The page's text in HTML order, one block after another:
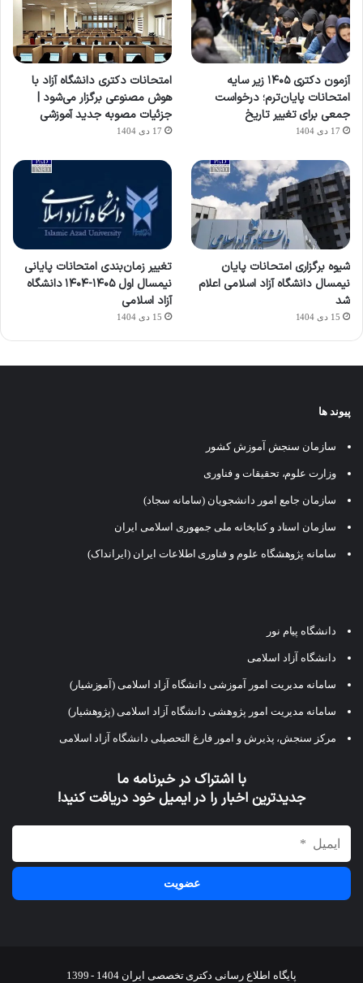
آزمون دکتری ۱۴۰۵ زیر سایه
امتحانات پایان‌ترم؛ درخواست
جمعی برای تغییر تاریخ
17 دی 1404
امتحانات دکتری دانشگاه آزاد با
هوش مصنوعی برگزار می‌شود |
جزئیات مصوبه جدید آموزشی
17 دی 1404
شیوه برگزاری امتحانات پایان
نیمسال دانشگاه آزاد اسلامی اعلام
شد
15 دی 1404
تغییر زمان‌بندی امتحانات پایانی
نیمسال اول ۱۴۰۵-۱۴۰۴ دانشگاه
آزاد اسلامی
15 دی 1404
پیوند ها
سازمان سنجش آموزش کشور
وزارت علوم، تحقیقات و فناوری
سازمان جامع امور دانشجویان (سامانه سجاد)
سازمان اسناد و کتابخانه ملی جمهوری اسلامی ایران
سامانه پژوهشگاه علوم و فناوری اطلاعات ایران (ایرانداک)
دانشگاه پیام نور
دانشگاه آزاد اسلامی
سامانه مدیریت امور آموزشی دانشگاه آزاد اسلامی (آموزشیار)
سامانه مدیریت امور پژوهشی دانشگاه آزاد اسلامی (پژوهشیار)
مرکز سنجش، پذیرش و امور فارغ التحصیلی دانشگاه آزاد اسلامی
با اشتراک در خبرنامه ما
جدیدترین اخبار را در ایمیل خود دریافت کنید!
پایگاه اطلاع رسانی دکتری تخصصی ایران 1404 - 1399